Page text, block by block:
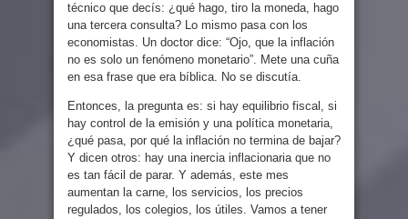
técnico que decís: ¿qué hago, tiro la moneda, hago
una tercera consulta? Lo mismo pasa con los
economistas. Un doctor dice: “Ojo, que la inflación
no es solo un fenómeno monetario”. Mete una cuña
en esa frase que era bíblica. No se discutía.
Entonces, la pregunta es: si hay equilibrio fiscal, si
hay control de la emisión y una política monetaria,
¿qué pasa, por qué la inflación no termina de bajar?
Y dicen otros: hay una inercia inflacionaria que no
es tan fácil de parar. Y además, este mes
aumentan la carne, los servicios, los precios
regulados, los colegios, los útiles. Vamos a tener